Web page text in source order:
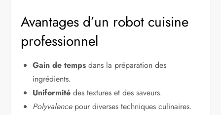
Avantages d’un robot cuisine
professionnel
Gain de temps dans la préparation des
ingrédients.
Uniformité des textures et des saveurs.
Polyvalencepour diverses techniques culinaires.